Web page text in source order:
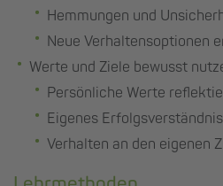
Hemmungen und
Neue Verhaltensoptionen
Werte und Ziele bewusst
Persönliche Werte
Eigenes
Verhalten an den eigenen